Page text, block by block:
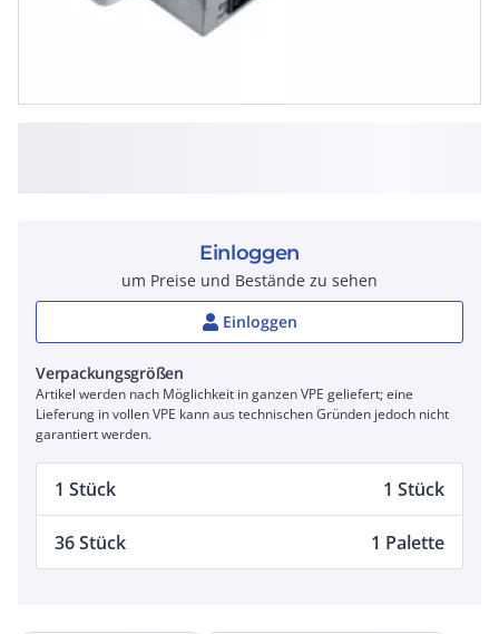
Einloggen
um Preise und Bestände zu sehen
Einloggen
Verpackungsgrößen
Artikel werden nach Möglichkeit in ganzen VPE geliefert; eine
Lieferung in vollen VPE kann aus technischen Gründen jedoch nicht
garantiert werden.
1 Stück 1 Stück
36 Stück 1 Palette